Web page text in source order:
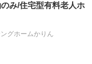
み/住宅型有料老人ホ
グホームかりん